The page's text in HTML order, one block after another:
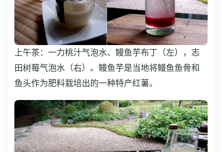
上午茶：一力桃汁气泡水、鳗鱼芋布丁（左），志
田树莓气泡水（右）。鳗鱼芋是当地将鳗鱼鱼骨和
鱼头作为肥料栽培出的一种特产红薯。